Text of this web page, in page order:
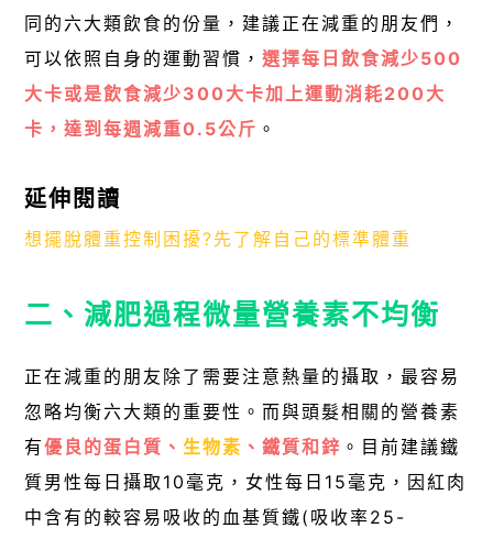
同的六大類飲食的份量，建議正在減重的朋友們，
可以依照自身的運動習慣，選擇每日飲食減少500
大卡或是飲食減少300大卡加上運動消耗200大
卡，達到每週減重0.5公斤 。
延伸閱讀
想擺脫體重控制困擾?先了解自己的標準體重
二、減肥過程微量營養素不均衡
正在減重的朋友除了需要注意熱量的攝取，最容易
忽略均衡六大類的重要性。而與頭髮相關的營養素
有優良的蛋白質、生物素 、鐵質和鋅 。目前建議鐵
質男性每日攝取10毫克，女性每日15毫克，因紅肉
中含有的較容易吸收的血基質鐵(吸收率25-